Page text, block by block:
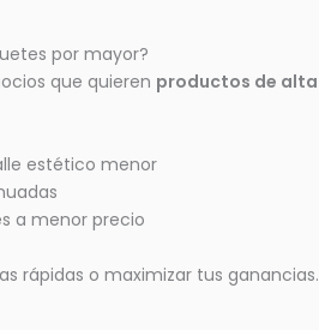
por mayor?
que quieren productos de alta
estético menor
a menor precio
rápidas o maximizar tus ganancias.